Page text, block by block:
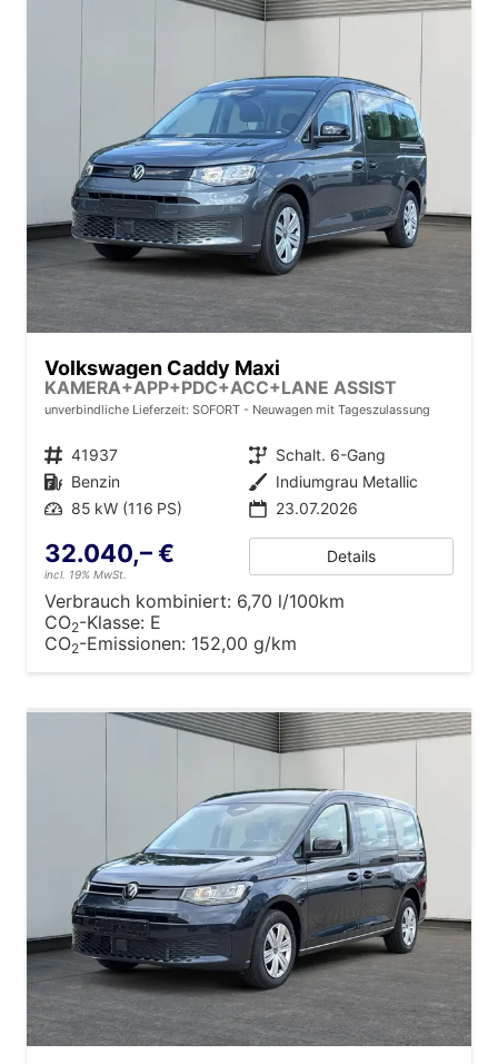
Volkswagen Caddy Maxi
KAMERA+APP+PDC+ACC+LANE ASSIST
unverbindliche Lieferzeit: SOFORT Neuwagen mit Tageszulassung
Fahrzeugnr. 41937 Getriebe Schalt. 6-Gang
Kraftstoff Benzin Außenfarbe Indiumgrau Metallic
Leistung 85 kW (116 PS) 23.07.2026
32.040,– €
incl. 19% MwSt.
Details
Verbrauch kombiniert: 6,70 l/100km
CO2-Klasse: E
CO2-Emissionen: 152,00 g/km